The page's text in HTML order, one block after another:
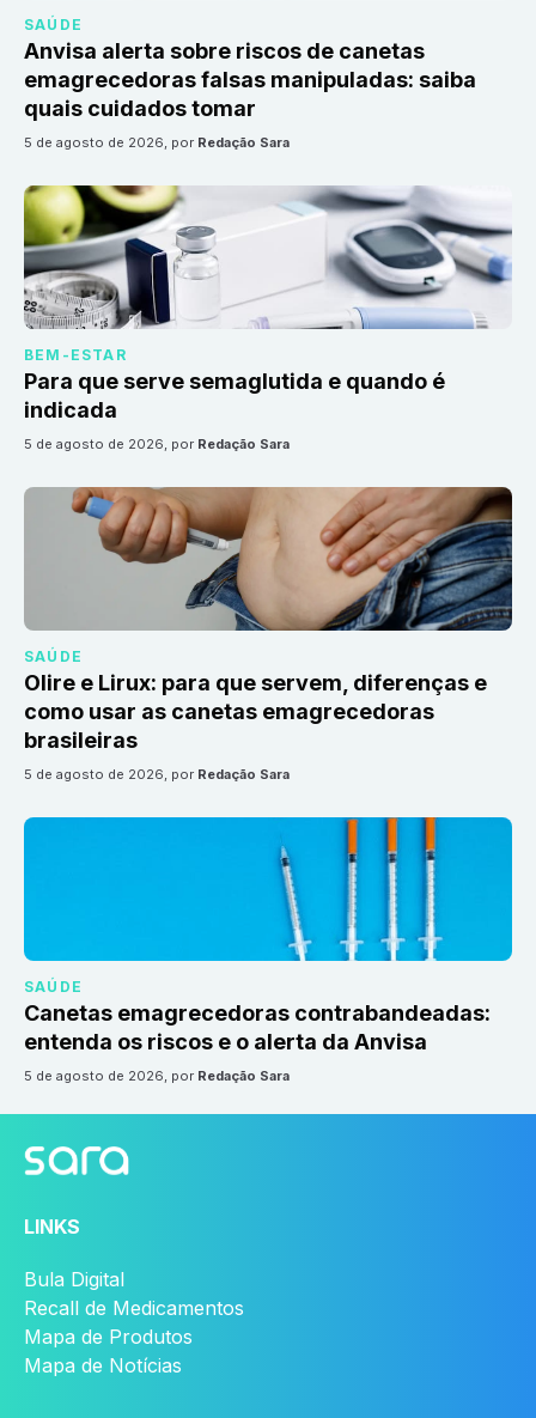
SAÚDE
Anvisa alerta sobre riscos de canetas
emagrecedoras falsas manipuladas: saiba
quais cuidados tomar
5 de agosto de 2026, por Redação Sara
BEM-ESTAR
Para que serve semaglutida e quando é
indicada
5 de agosto de 2026, por Redação Sara
SAÚDE
Olire e Lirux: para que servem, diferenças e
como usar as canetas emagrecedoras
brasileiras
5 de agosto de 2026, por Redação Sara
SAÚDE
Canetas emagrecedoras contrabandeadas:
entenda os riscos e o alerta da Anvisa
5 de agosto de 2026, por Redação Sara
LINKS
Bula Digital
Recall de Medicamentos
Mapa de Produtos
Mapa de Notícias